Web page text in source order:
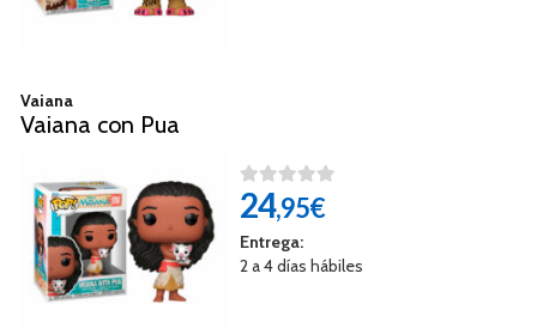
Vaiana
Vaiana con Pua
24,95€
Entrega:
2 a 4 días hábiles